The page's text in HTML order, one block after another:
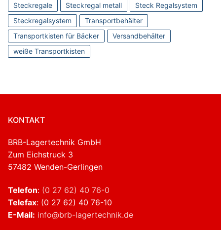
Steckregale
Steckregal metall
Steck Regalsystem
Steckregalsystem
Transportbehälter
Transportkisten für Bäcker
Versandbehälter
weiße Transportkisten
KONTAKT
BRB-Lagertechnik GmbH
Zum Eichstruck 3
57482 Wenden-Gerlingen
Telefon: (0 27 62) 40 76-0
Telefax: (0 27 62) 40 76-10
E-Mail: info@brb-lagertechnik.de